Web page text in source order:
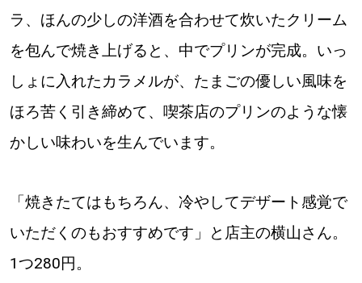
明日への”きっかけ”WEBマガジン
【道央のお気に入りを見つけたい】
【道北のお気に入りを見つけたい】
【道東のお気に入りを見つけたい】
ラ、ほんの少しの洋酒を合わせて炊いたクリーム
を包んで焼き上げると、中でプリンが完成。いっ
しょに入れたカラメルが、たまごの優しい風味を
ほろ苦く引き締めて、喫茶店のプリンのような懐
かしい味わいを生んでいます。
「焼きたてはもちろん、冷やしてデザート感覚で
いただくのもおすすめです」と店主の横山さん。
1つ280円。